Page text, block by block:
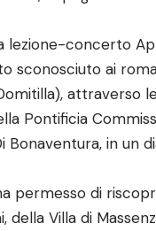
lezione-concerto
sconosciuto ai
attraverso
Pontificia
Bonaventura, in un
permesso di
Villa di